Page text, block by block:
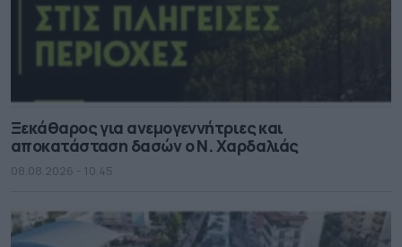
Ξεκάθαρος για ανεμογεννήτριες και
αποκατάσταση δασών ο Ν. Χαρδαλιάς
08.08.2026 - 10.45